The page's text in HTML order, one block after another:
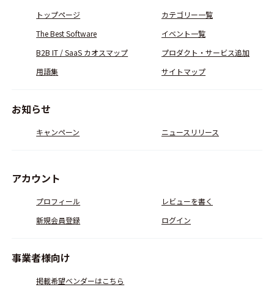
トップページ
カテゴリー一覧
The Best Software
イベント一覧
B2B IT / SaaS カオスマップ
プロダクト・サービス追加
用語集
サイトマップ
お知らせ
キャンペーン ニュースリリース
アカウント
プロフィール
レビューを書く
新規会員登録
ログイン
事業者様向け
掲載希望ベンダーはこちら